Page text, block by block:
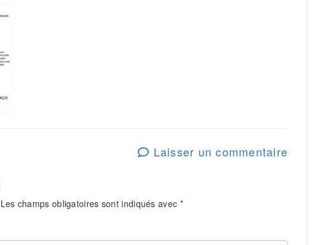
Laisser un commentaire
Les champs obligatoires sont indiqués avec *